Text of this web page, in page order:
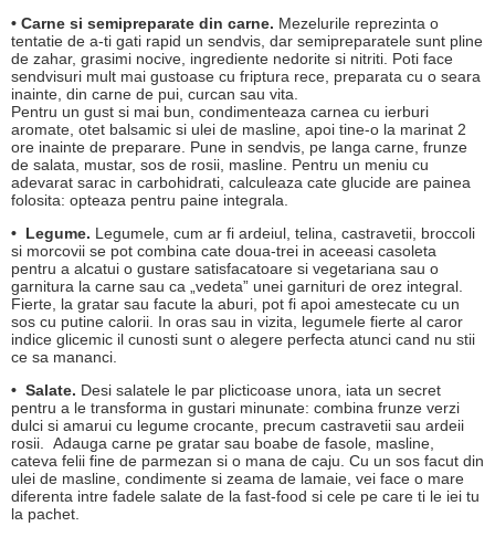
• Carne si semipreparate din carne. Mezelurile reprezinta o
tentatie de a-ti gati rapid un sendvis, dar semipreparatele sunt pline
de zahar, grasimi nocive, ingrediente nedorite si nitriti. Poti face
sendvisuri mult mai gustoase cu friptura rece, preparata cu o seara
inainte, din carne de pui, curcan sau vita.
Pentru un gust si mai bun, condimenteaza carnea cu ierburi
aromate, otet balsamic si ulei de masline, apoi tine-o la marinat 2
ore inainte de preparare. Pune in sendvis, pe langa carne, frunze
de salata, mustar, sos de rosii, masline. Pentru un meniu cu
adevarat sarac in carbohidrati, calculeaza cate glucide are painea
folosita: opteaza pentru paine integrala.
• Legume. Legumele, cum ar fi ardeiul, telina, castravetii, broccoli
si morcovii se pot combina cate doua-trei in aceeasi casoleta
pentru a alcatui o gustare satisfacatoare si vegetariana sau o
garnitura la carne sau ca „vedeta” unei garnituri de orez integral.
Fierte, la gratar sau facute la aburi, pot fi apoi amestecate cu un
sos cu putine calorii. In oras sau in vizita, legumele fierte al caror
indice glicemic il cunosti sunt o alegere perfecta atunci cand nu stii
ce sa mananci.
• Salate. Desi salatele le par plicticoase unora, iata un secret
pentru a le transforma in gustari minunate: combina frunze verzi
dulci si amarui cu legume crocante, precum castravetii sau ardeii
rosii. Adauga carne pe gratar sau boabe de fasole, masline,
cateva felii fine de parmezan si o mana de caju. Cu un sos facut din
ulei de masline, condimente si zeama de lamaie, vei face o mare
diferenta intre fadele salate de la fast-food si cele pe care ti le iei tu
la pachet.